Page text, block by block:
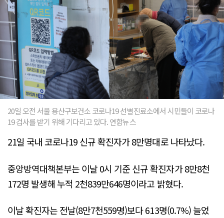
20일 오전 서울 용산구보건소 코로나19 선별진료소에서 시민들이 코로나
19 검사를 받기 위해 기다리고 있다. 연합뉴스
21일 국내 코로나19 신규 확진자가 8만명대로 나타났다.
중앙방역대책본부는 이날 0시 기준 신규 확진자가 8만8천
172명 발생해 누적 2천839만646명이라고 밝혔다.
이날 확진자는 전날(8만7천559명)보다 613명(0.7%) 늘었